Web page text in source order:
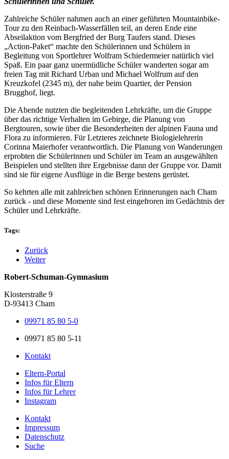
Zahlreiche Schüler nahmen auch an einer geführten Mountainbike-
Tour zu den Reinbach-Wasserfällen teil, an deren Ende eine
Abseilaktion vom Bergfried der Burg Taufers stand. Dieses
„Action-Paket“ machte den Schülerinnen und Schülern in
Begleitung von Sportlehrer Wolfram Schiedermeier natürlich viel
Spaß. Ein paar ganz unermüdliche Schüler wanderten sogar am
freien Tag mit Richard Urban und Michael Wolfrum auf den
Kreuzkofel (2345 m), der nahe beim Quartier, der Pension
Brugghof, liegt.
Die Abende nutzten die begleitenden Lehrkräfte, um die Gruppe
über das richtige Verhalten im Gebirge, die Planung von
Bergtouren, sowie über die Besonderheiten der alpinen Fauna und
Flora zu informieren. Für Letzteres zeichnete Biologielehrerin
Corinna Maierhofer verantwortlich. Die Planung von Wanderungen
erprobten die Schülerinnen und Schüler im Team an ausgewählten
Beispielen und stellten ihre Ergebnisse dann der Gruppe vor. Damit
sind sie für eigene Ausflüge in die Berge bestens gerüstet.
So kehrten alle mit zahlreichen schönen Erinnerungen nach Cham
zurück - und diese Momente sind fest eingefroren im Gedächtnis der
Schüler und Lehrkräfte.
Tags:
Zurück
Weiter
Robert-Schuman-Gymnasium
Klosterstraße 9
D-93413 Cham
09971 85 80 5-0
09971 85 80 5-11
Kontakt
Eltern-Portal
Infos für Eltern
Infos für Lehrer
Instagram
Kontakt
Impressum
Datenschutz
Suche